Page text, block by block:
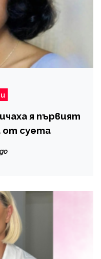
я първият
от суета